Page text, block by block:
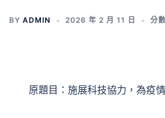
BY ADMIN 2026 年 2 月 11 日 分數
原題目：施展科技協力，為疫情